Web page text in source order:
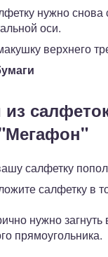
нужно
оси.
верхнего
из
салфетку
салфетку в
нужно загнуть
прямоугольника.